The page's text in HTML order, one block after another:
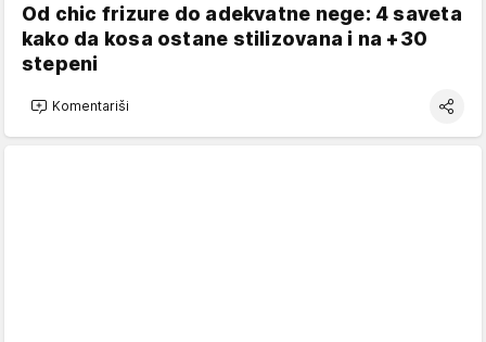
Od chic frizure do adekvatne nege: 4 saveta
kako da kosa ostane stilizovana i na +30
stepeni
Komentariši